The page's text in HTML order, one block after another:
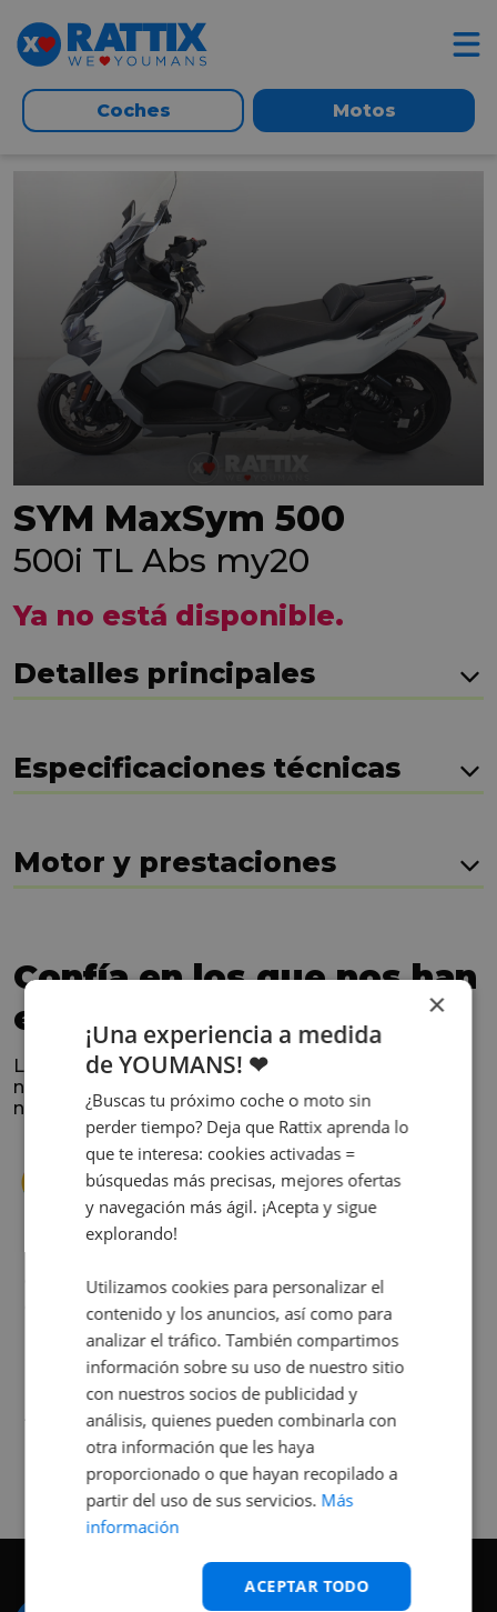
Coches Motos
SYM MaxSym 500
500i TL Abs my20
Ya no está disponible.
Detalles principales
Especificaciones técnicas
Motor y prestaciones
Confía en los que nos han
elegido
La satisfacción y la experiencia de los clientes es
nuestra prioridad. Lee lo que opinan y conoce
nuestra historia.
Cuando decidí vender mi coche busqué
diferentes empresas donde hacerlo y la que
me dio más confianza fue Rattix, por las
buenas (y tantas) reseñas que tienen.
Realmente la experiencia ha sido muy
buena, Carolina ha sido siempre muy atenta
y profesional. Finalmente mi hermana se
queda el coche, pero no puedo más que
recomendar el buen trato desde el primer
hasta el último momento.
Judit Sorribes
×
¡Una experiencia a medida
de YOUMANS! ❤
¿Buscas tu próximo coche o moto sin
perder tiempo? Deja que Rattix aprenda lo
que te interesa: cookies activadas =
búsquedas más precisas, mejores ofertas
y navegación más ágil. ¡Acepta y sigue
explorando!
Utilizamos cookies para personalizar el
contenido y los anuncios, así como para
analizar el tráfico. También compartimos
información sobre su uso de nuestro sitio
con nuestros socios de publicidad y
análisis, quienes pueden combinarla con
otra información que les haya
proporcionado o que hayan recopilado a
partir del uso de sus servicios. Más
información
ACEPTAR TODO